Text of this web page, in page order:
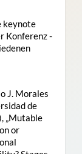
keynote
Konferenz -
J. Morales
de
„Mutable
or